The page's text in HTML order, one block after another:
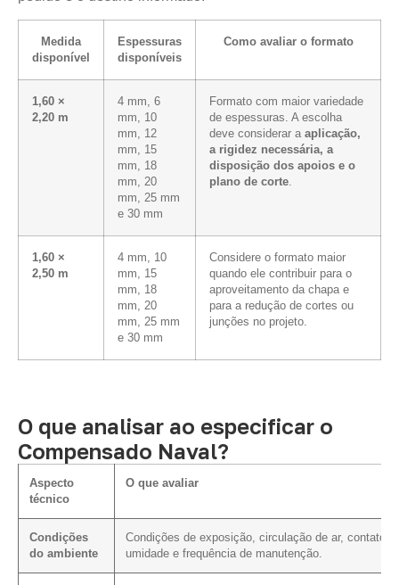
Medida
disponível
Espessuras
disponíveis
Como avaliar o formato
1,60 ×
2,20 m
4 mm, 6
mm, 10
mm, 12
mm, 15
mm, 18
mm, 20
mm, 25 mm
e 30 mm
Formato com maior variedade
de espessuras. A escolha
deve considerar a aplicação,
a rigidez necessária, a
disposição dos apoios e o
plano de corte.
1,60 ×
2,50 m
4 mm, 10
mm, 15
mm, 18
mm, 20
mm, 25 mm
e 30 mm
Considere o formato maior
quando ele contribuir para o
aproveitamento da chapa e
para a redução de cortes ou
junções no projeto.
O que analisar ao especificar o
Compensado Naval?
Aspecto
técnico
O que avaliar
Condições
do ambiente
Condições de exposição, circulação de ar, contato
umidade e frequência de manutenção.